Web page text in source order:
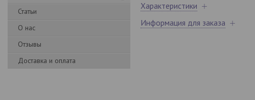
Статьи
О нас
Отзывы
Доставка и оплата
Характеристики
Информация для заказа